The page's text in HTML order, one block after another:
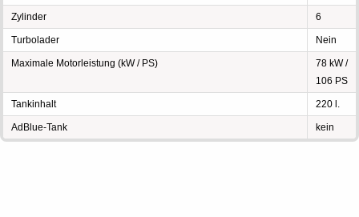
Zylinder 6
Turbolader Nein
Maximale Motorleistung (kW / PS)
78 kW /
106 PS
Tankinhalt 220 l.
AdBlue-Tank kein